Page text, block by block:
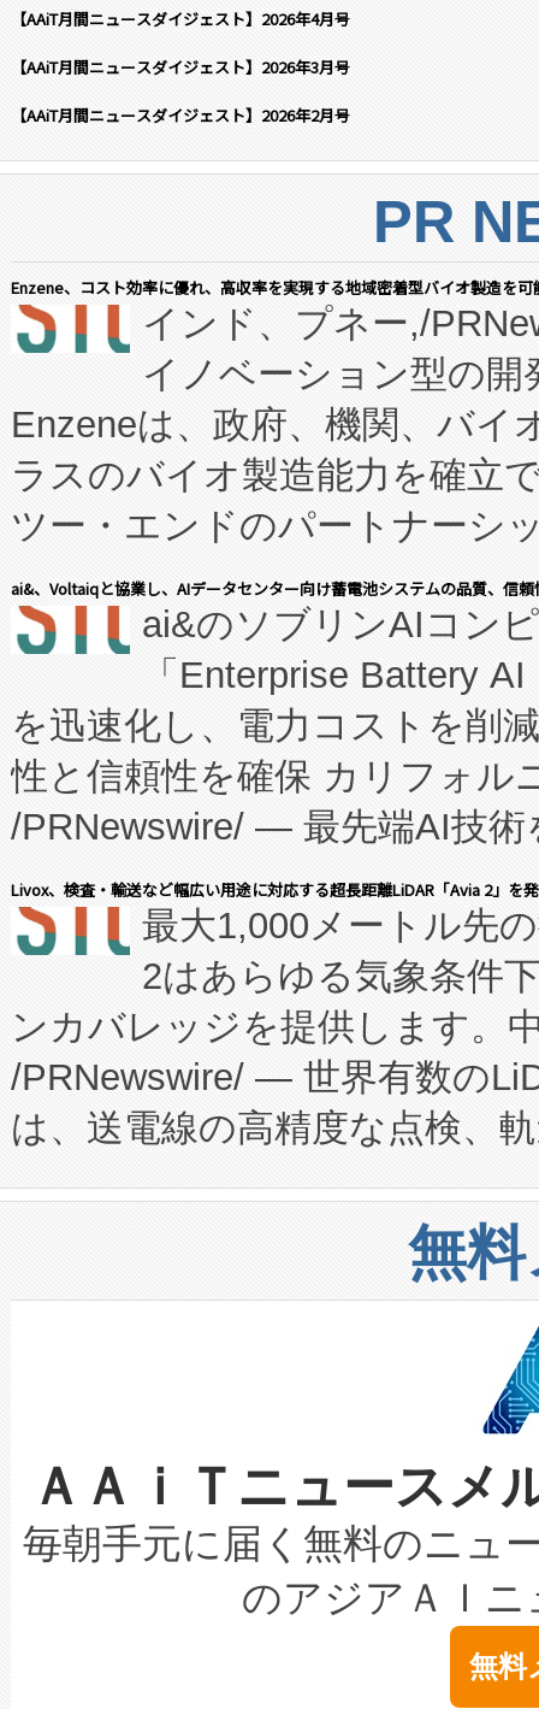
【AAiT月間ニュースダイジェスト】2026年4月号
【AAiT月間ニュースダイジェスト】2026年3月号
【AAiT月間ニュースダイジェスト】2026年2月号
PR
Enzene、コスト効率に優れ、高収率を実現する地域密着型バイオ製造を
インド、プネー,/
イノベーション型の
Enzeneは、政府、機関、バイ
ラスのバイオ製造能力を確立
ツー・エンドのパートナーシ
表しました。 同社の実績ある
manufacturing™ (FCCM™) プ
たNeXは、バイオ医薬品製造
従来のフェッドバッチ施設の
に、患者やサプライチェーン
キー方式で拡張性が高く、持
す。FCCM‑を活用した現地生
患者にとっての費用負担を大
のアクセスを大幅に拡大する
Fully-Connected Continuous
プログラムには、施設設計・
に関する技術移転および知的
構造化トレーニングカリキュ
上げおよび商用化段階におけ
設備整備および立ち上げ調整
加組織は、Enzeneのバイオ
選定された製品について、自
取得できる可能性もあります
設には、3億～4億ドルかか
最高経営責任者（CEO）であ
す。「当社のfully-connected
ームを利用すれば、6,000万
きます。この効率性は、フェ
ai&、Voltaiqと協業し、AIデータセンター向け蓄電池システムの品質、信
ai&のソブリンAIコン
「Enterprise Battery
を迅速化し、電力コストを削
性と信頼性を確保 カリフォル
/PRNewswire/ — 最先端AI技術
会社エーアイ・アンド：本社
President原信平）と、エンタ
ードするVoltaiqは、日本にあ
ーエネルギー貯蔵システム（
た。 Voltaiq独自のAI搭載プラ
定、統合、導入、運用に至る
安全性を追跡し、確保する事
増加しているデータセンター
る電力網に大きな負担をかけ
事業者の負担軽減という課題
系統連系を迅速にし、ピーク
限を超えて利用可能な電力容
持できるよう貢献します。こ
ービスレベル契約（SLA）違
テリー性能の劣化によるダウ
念は、現在データセンターが
ます。 Voltaiq provides a
Livox、検査・輸送など幅広い用途に対応する超長距離LiDAR「Avia 2」を
最大1,000メートル先
2はあらゆる気象条件
ンカバレッジを提供します。
/PRNewswire/ — 世界有数の
は、送電線の高精度な点検、
や穀物倉庫におけるバルク材
リューション「Avia 2」を発
したAvia 2は、1,000メート
狭視野のFOVを切り替えるこ
ケーブル、枝などの細かな対
なレーザースポットにより、
な環境下でも豊かなディテー
キロメートル範囲を検出
LiDAR for Inspections,
は1535 nmレーザーを搭載。
イズの小径化を実現すること
無
ＡＡｉＴニュース
毎朝手元に届く無料のニュ
のアジアＡＩ
無料